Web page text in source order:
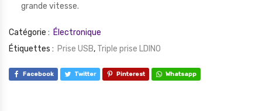
grande vitesse.
Catégorie : Électronique
Étiquettes : Prise USB, Triple prise LDINO
Facebook Twitter Pinterest Whatsapp